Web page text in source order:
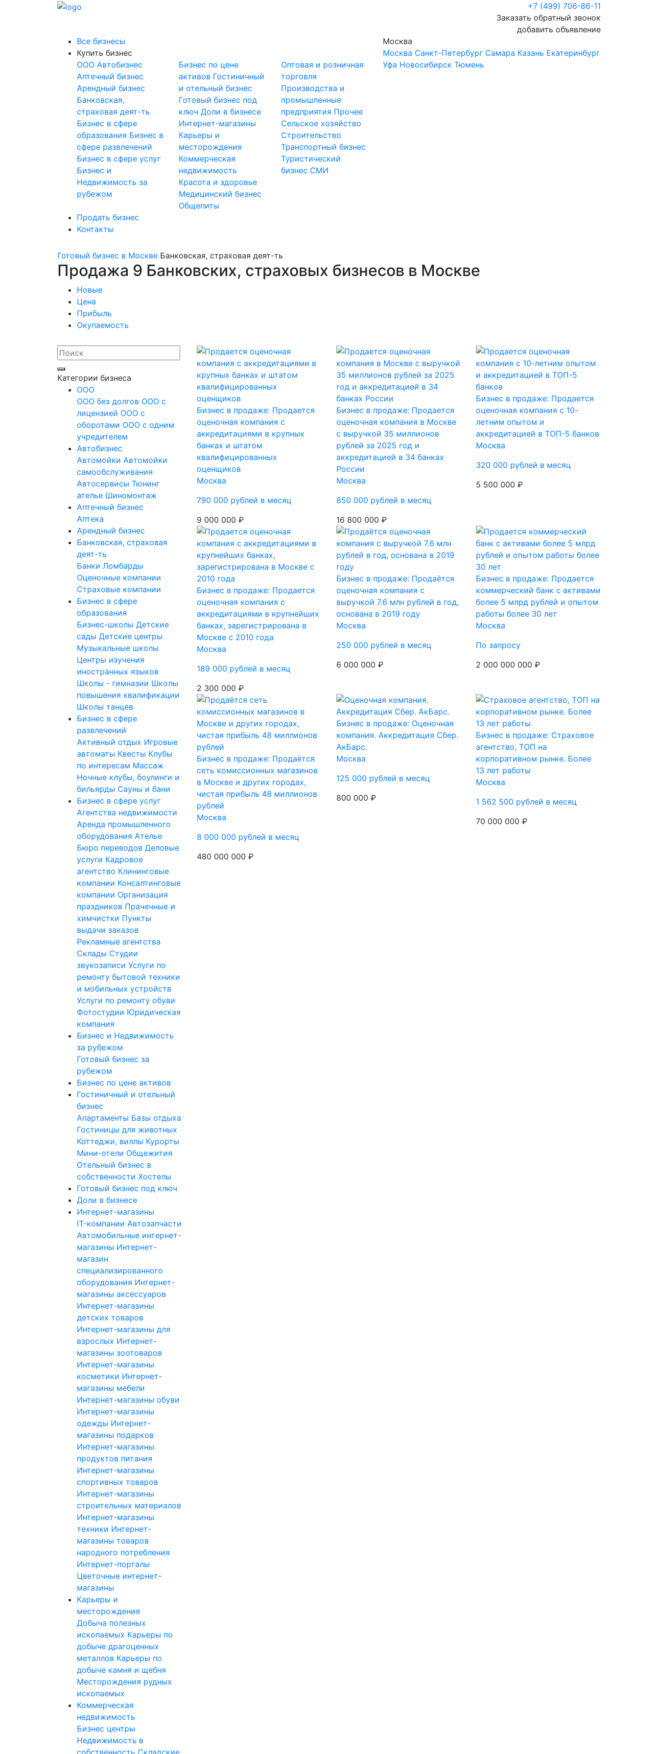
+7 (499) 706-86-11
Заказать обратный звонок
добавить объявление
Все бизнесы
Купить бизнес
OOO Автобизнес
Аптечный бизнес
Арендный бизнес
Банковская,
страховая деят-ть
Бизнес в сфере
образования Бизнес в
сфере развлечений
Бизнес в сфере услуг
Бизнес и
Недвижимость за
рубежом
Бизнес по цене
активов Гостиничный
и отельный бизнес
Готовый бизнес под
ключДоли в бизнесе
Интернет-магазины
Карьеры и
месторождения
Коммерческая
недвижимость
Красота и здоровье
Медицинский бизнес
Общепиты
Оптовая и розничная
торговля
Производства и
промышленные
предприятия Прочее
Сельское хозяйство
Строительство
Транспортный бизнес
Туристический
бизнес СМИ
Продать бизнес
Контакты
Москва
Москва Санкт-Петербург Самара Казань Екатеринбург
Уфа Новосибирск Тюмень
Готовый бизнес в Москве Банковская, страховая деят-ть
Продажа 9 Банковских, страховых бизнесов в Москве
Новые
Цена
Прибыль
Окупаемость
Категории бизнеса
OOO
ООО без долгов ООО с
лицензией ООО с
оборотами ООО с одним
учредителем
Автобизнес
Автомойки Автомойки
самообслуживания
Автосервисы Тюнинг
ателье Шиномонтаж
Аптечный бизнес
Аптека
Арендный бизнес
Банковская, страховая
деят-ть
Банки Ломбарды
Оценочные компании
Страховые компании
Бизнес в сфере
образования
Бизнес-школы Детские
сады Детские центры
Музыкальные школы
Центры изучения
иностранных языков
Школы - гимназии Школы
повышения квалификации
Школы танцев
Бизнес в сфере
развлечений
Активный отдых Игровые
автоматы Квесты Клубы
по интересам Массаж
Ночные клубы, боулинги и
бильярды Сауны и бани
Бизнес в сфере услуг
Агентства недвижимости
Аренда промышленного
оборудования Ателье
Бюро переводов Деловые
услуги Кадровое
агентство Клининговые
компании Консалтинговые
компании Организация
праздников Прачечные и
химчистки Пункты
выдачи заказов
Рекламные агентства
Склады Студии
звукозаписи Услуги по
ремонту бытовой техники
и мобильных устройств
Услуги по ремонту обуви
Фотостудии Юридическая
компания
Бизнес и Недвижимость
за рубежом
Готовый бизнес за
рубежом
Бизнес по цене активов
Гостиничный и отельный
бизнес
Апартаменты Базы отдыха
Гостиницы для животных
Коттеджи, виллы Курорты
Мини-отели Общежития
Отельный бизнес в
собственности Хостелы
Готовый бизнес под ключ
Доли в бизнесе
Интернет-магазины
IT-компании Автозапчасти
Автомобильные интернет-
магазины Интернет-
магазин
специализированного
оборудования Интернет-
магазины аксессуаров
Интернет-магазины
детских товаров
Интернет-магазины для
взрослых Интернет-
магазины зоотоваров
Интернет-магазины
косметики Интернет-
магазины мебели
Интернет-магазины обуви
Интернет-магазины
одежды Интернет-
магазины подарков
Интернет-магазины
продуктов питания
Интернет-магазины
спортивных товаров
Интернет-магазины
строительных материалов
Интернет-магазины
техники Интернет-
магазины товаров
народного потребления
Интернет-порталы
Цветочные интернет-
магазины
Карьеры и
месторождения
Добыча полезных
ископаемых Карьеры по
добыче драгоценных
металлов Карьеры по
добыче камня и щебня
Месторождения рудных
ископаемых
Коммерческая
недвижимость
Бизнес центры
Недвижимость в
собственность Складские
Бизнес в продаже: Продается
оценочная компания с
аккредитациями в крупных
банках и штатом
квалифицированных
оценщиков
Москва
790 000 рублей в месяц
9 000 000 ₽
Бизнес в продаже: Продается
оценочная компания в Москве
с выручкой 35 миллионов
рублей за 2025 год и
аккредитацией в 34 банках
России
Москва
850 000 рублей в месяц
16 800 000 ₽
Бизнес в продаже: Продается
оценочная компания с 10-
летним опытом и
аккредитацией в ТОП-5 банков
Москва
320 000 рублей в месяц
5 500 000 ₽
Бизнес в продаже: Продается
оценочная компания с
аккредитациями в крупнейших
банках, зарегистрирована в
Москве с 2010 года
Москва
189 000 рублей в месяц
2 300 000 ₽
Бизнес в продаже: Продаётся
оценочная компания с
выручкой 7.6 млн рублей в год,
основана в 2019 году
Москва
250 000 рублей в месяц
6 000 000 ₽
Бизнес в продаже: Продается
коммерческий банк с активами
более 5 млрд рублей и опытом
работы более 30 лет
Москва
По запросу
2 000 000 000 ₽
Бизнес в продаже: Продаётся
сеть комиссионных магазинов
в Москве и других городах,
чистая прибыль 48 миллионов
рублей
Москва
8 000 000 рублей в месяц
480 000 000 ₽
Бизнес в продаже: Оценочная
компания. Аккредитация Сбер.
АкБарс.
Москва
125 000 рублей в месяц
800 000 ₽
Бизнес в продаже: Страховое
агентство, ТОП на
корпоративном рынке. Более
13 лет работы
Москва
1 562 500 рублей в месяц
70 000 000 ₽